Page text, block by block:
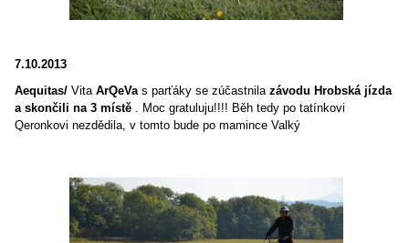
7.10.2013
Aequitas/ Vita ArQeVas parťáky se zúčastnila závodu Hrobská jízda
a skončili na 3 místě . Moc gratuluju!!!! Běh tedy po tatínkovi
Qeronkovi nezdědila, v tomto bude po mamince Valký